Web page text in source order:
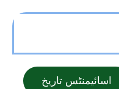
اسائیمنٹس تاریخ